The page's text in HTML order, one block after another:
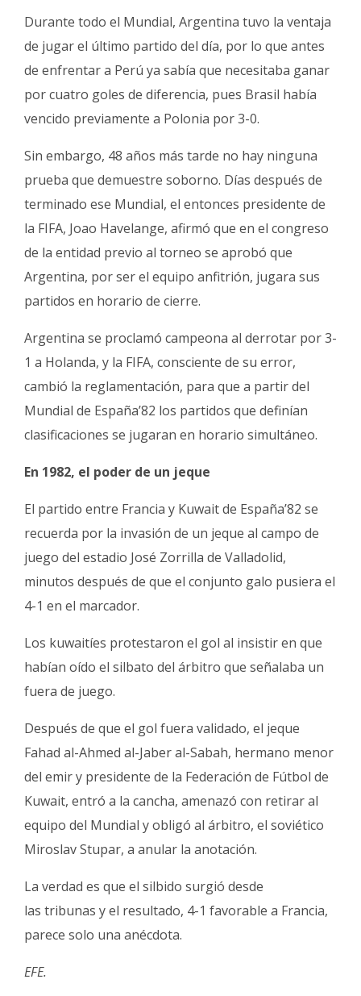
Durante todo el Mundial, Argentina tuvo la ventaja
de jugar el último partido del día, por lo que antes
de enfrentar a Perú ya sabía que necesitaba ganar
por cuatro goles de diferencia, pues Brasil había
vencido previamente a Polonia por 3-0.
Sin embargo, 48 años más tarde no hay ninguna
prueba que demuestre soborno. Días después de
terminado ese Mundial, el entonces presidente de
la FIFA, Joao Havelange, afirmó que en el congreso
de la entidad previo al torneo se aprobó que
Argentina, por ser el equipo anfitrión, jugara sus
partidos en horario de cierre.
Argentina se proclamó campeona al derrotar por 3-
1 a Holanda, y la FIFA, consciente de su error,
cambió la reglamentación, para que a partir del
Mundial de España’82 los partidos que definían
clasificaciones se jugaran en horario simultáneo.
En 1982, el poder de un jeque
El partido entre Francia y Kuwait de España’82 se
recuerda por la invasión de un jeque al campo de
juego del estadio José Zorrilla de Valladolid,
minutos después de que el conjunto galo pusiera el
4-1 en el marcador.
Los kuwaitíes protestaron el gol al insistir en que
habían oído el silbato del árbitro que señalaba un
fuera de juego.
Después de que el gol fuera validado, el jeque
Fahad al-Ahmed al-Jaber al-Sabah, hermano menor
del emir y presidente de la Federación de Fútbol de
Kuwait, entró a la cancha, amenazó con retirar al
equipo del Mundial y obligó al árbitro, el soviético
Miroslav Stupar, a anular la anotación.
La verdad es que el silbido surgió desde
las tribunas y el resultado, 4-1 favorable a Francia,
parece solo una anécdota.
EFE.